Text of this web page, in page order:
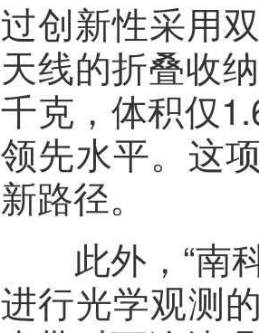
过创新性采用
天线的折叠收
千克，体积仅
领先水平。这
新路径。
此外，“南科
进行光学观测